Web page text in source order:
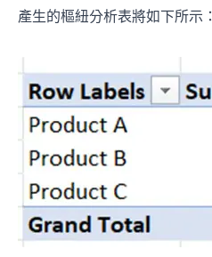
產生的樞紐分析表將如下所示：